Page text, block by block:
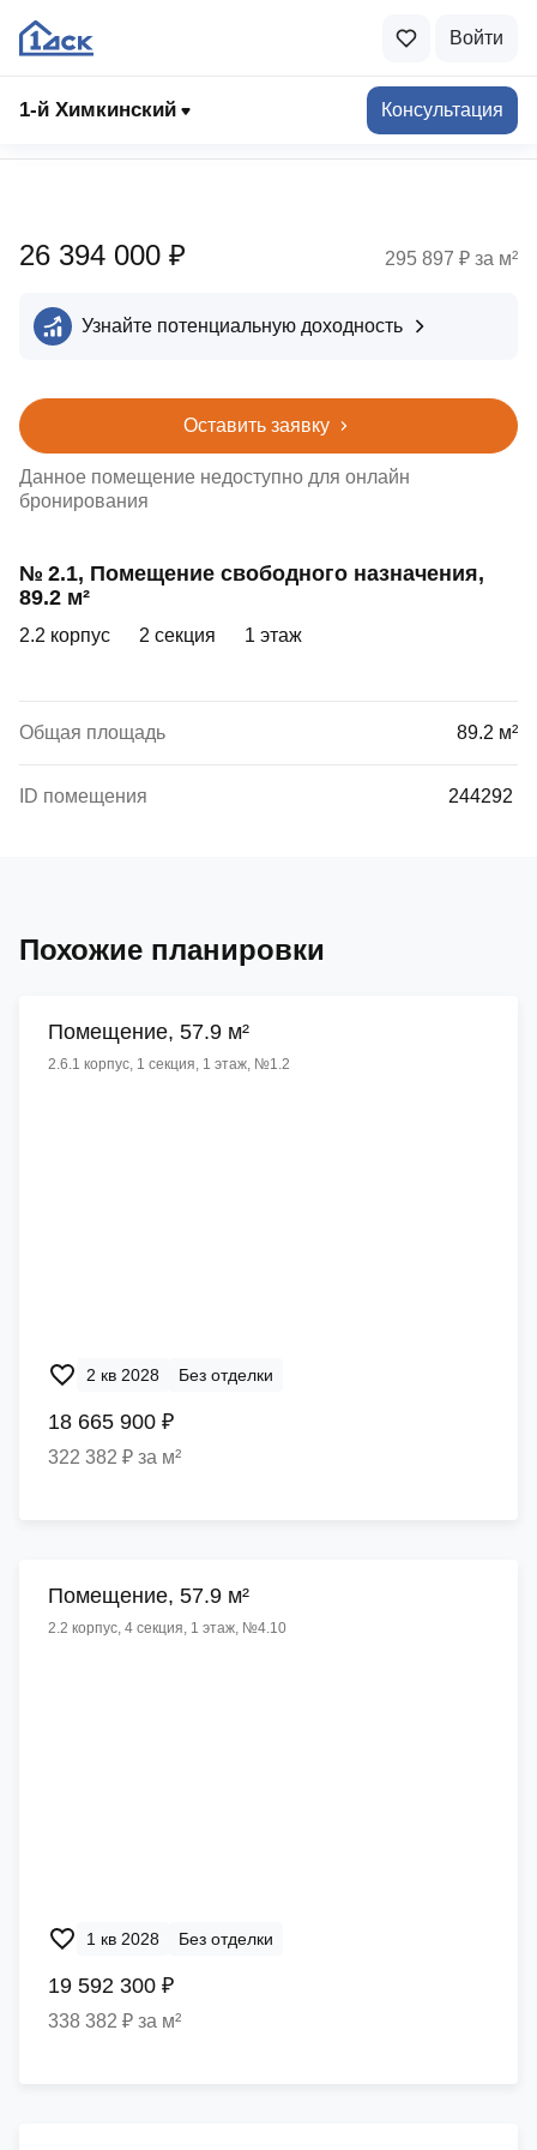
Войти
1‑й Химкинский Консультация
Подбор помещений
26 394 000 ₽
Узнайте потенциальную доходность
295 897 ₽ за м²
Оставить заявку
Данное помещение недоступно для онлайн
бронирования
№ 2.1, Помещение свободного назначения,
89.2 м²
2.2 корпус 2 секция 1 этаж
Общая площадь 89.2 м²
ID помещения 244292
Похожие планировки
Помещение, 57.9 м²
2.6.1 корпус, 1 секция, 1 этаж, №1.2
2 кв 2028 Без отделки
18 665 900 ₽
322 382 ₽ за м²
Помещение, 57.9 м²
2.2 корпус, 4 секция, 1 этаж, №4.10
1 кв 2028 Без отделки
19 592 300 ₽
338 382 ₽ за м²